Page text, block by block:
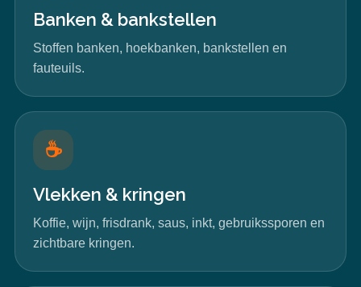
Banken & bankstellen
Stoffen banken, hoekbanken, bankstellen en
fauteuils.
☕
Vlekken & kringen
Koffie, wijn, frisdrank, saus, inkt, gebruikssporen en
zichtbare kringen.